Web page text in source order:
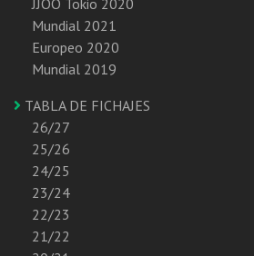
JJOO Tokio 2020
Mundial 2021
Europeo 2020
Mundial 2019
TABLA DE FICHAJES
26/27
25/26
24/25
23/24
22/23
21/22